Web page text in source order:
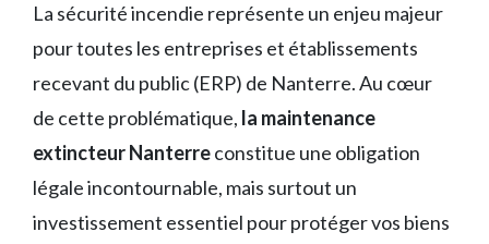
La sécurité incendie représente un enjeu majeur
pour toutes les entreprises et établissements
recevant du public (ERP) de Nanterre. Au cœur
de cette problématique, la maintenance
extincteur Nanterreconstitue une obligation
légale incontournable, mais surtout un
investissement essentiel pour protéger vos biens